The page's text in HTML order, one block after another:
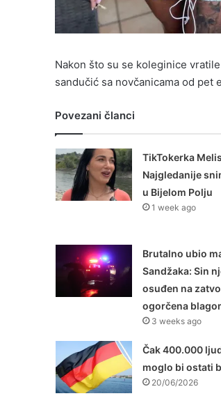
Nakon što su se koleginice
sandučić sa novčanicama od pet
Povezani članci
TikTokerka
Najgledanije
u Bijelom Polju
1 week ago
Brutalno ubio
Sandžaka: Sin
osuđen na
ogorčena
3 weeks ago
Čak 400.000
moglo bi ostati
20/06/2026